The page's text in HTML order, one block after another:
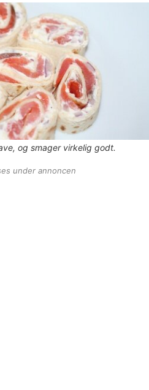
og smager virkelig godt.
under annoncen